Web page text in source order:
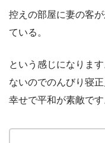
控えの部屋に妻の客
ている。
という感じになりま
ないのでのんびり寝
幸せで平和が素敵です